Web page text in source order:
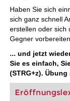
Haben Sie sich
sich ganz schnell
erstellen oder sich
Gegner
... und jetzt
Sie es einfach,
(STRG+z).